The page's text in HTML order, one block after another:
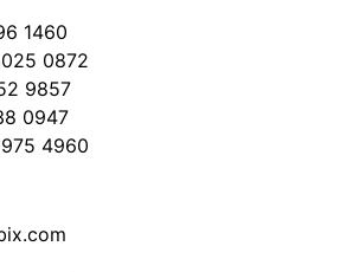
1460
0872
9857
0947
4960